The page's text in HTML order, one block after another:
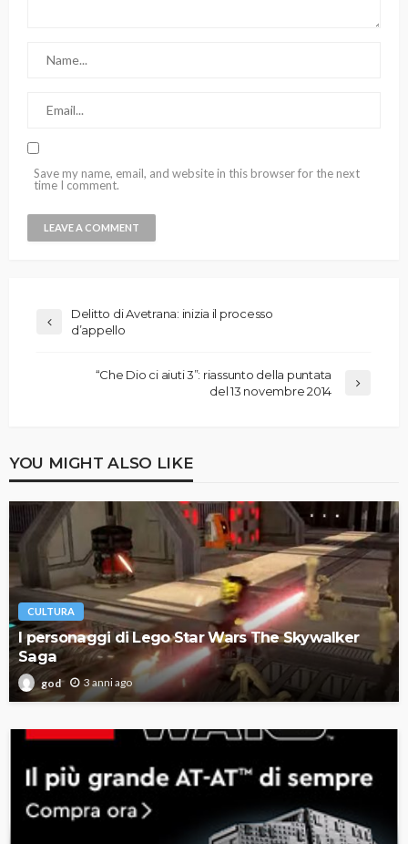
Save my name, email, and website in this browser for the next
time I comment.
Delitto di Avetrana: inizia il processo
d’appello
“Che Dio ci aiuti 3”: riassunto della puntata
del 13 novembre 2014
YOU MIGHT ALSO LIKE
CULTURA
I personaggi di Lego Star Wars The Skywalker
Saga
god 3 anni ago